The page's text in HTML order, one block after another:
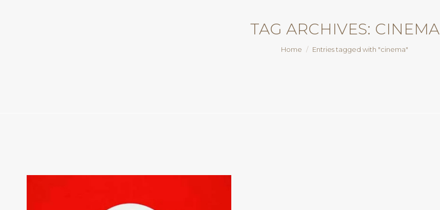
TAG ARCHIVES: CINEMA
You are here:
Home Entries tagged with "cinema"